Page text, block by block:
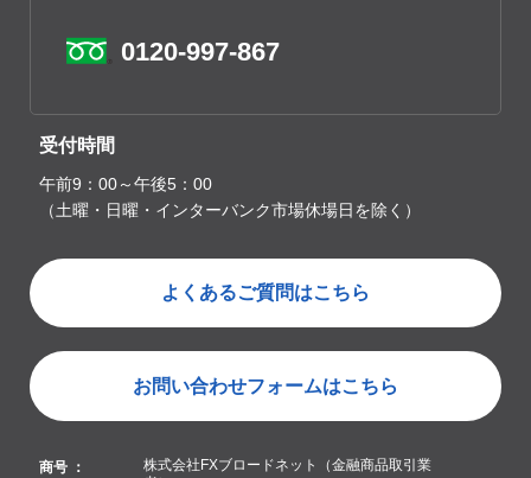
0120-997-867
受付時間
午前9：00～午後5：00
（土曜・日曜・インターバンク市場休場日を除く）
よくあるご質問はこちら
お問い合わせフォームはこちら
商号 ：
株式会社FXブロードネット（金融商品取引業